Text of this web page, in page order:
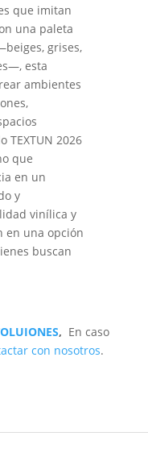
que imitan
una paleta
grises,
esta
ambientes
TEXTUN 2026
que
en un
y
vinílica y
en una opción
buscan
, En caso
con nosotros.